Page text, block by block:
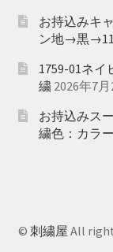
お持込みキ
ン地→黒
1759-01ネ
繍 2026年7月
お持込みス
繍色：カラ
© 刺繍屋 All